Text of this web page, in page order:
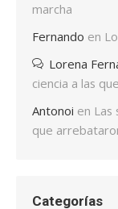
marcha
Fernando en
Lorena
ciencia a las
Antonoi en Las
que
Categorías